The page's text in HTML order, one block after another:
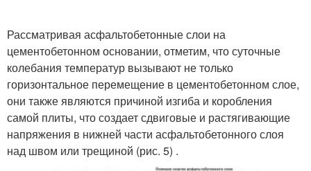
Рассматривая асфальтобетонные слои на
цементобетонном основании, отметим, что суточные
колебания температур вызывают не только
горизонтальное перемещение в цементобетонном слое,
они также являются причиной изгиба и коробления
самой плиты, что создает сдвиговые и растягивающие
напряжения в нижней части асфальтобетонного слоя
над швом или трещиной (рис. 5) .